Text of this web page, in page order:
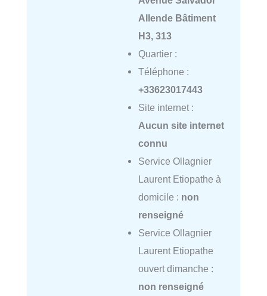
Allende Bâtiment
H3, 313
Quartier :
Téléphone :
+33623017443
Site internet :
Aucun site internet
connu
Service Ollagnier
Laurent Etiopathe à
domicile : non
renseigné
Service Ollagnier
Laurent Etiopathe
ouvert dimanche :
non renseigné